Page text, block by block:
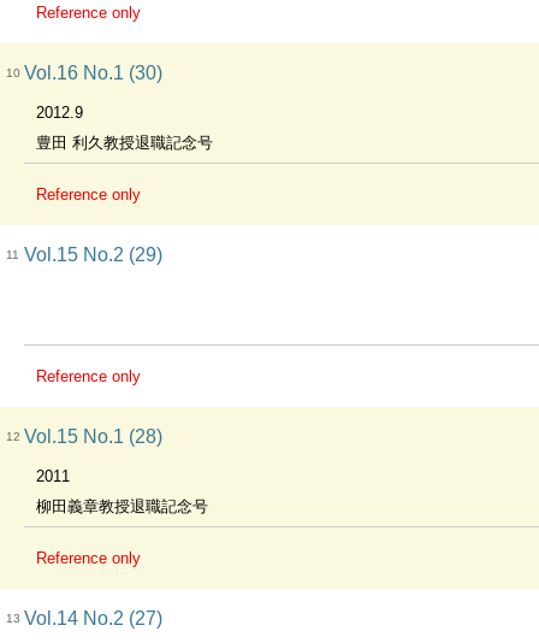
Reference only
10 Vol.16 No.1 (30)
2012.9
豊田 利久教授退職記念号
Reference only
11 Vol.15 No.2 (29)
Reference only
12 Vol.15 No.1 (28)
2011
柳田義章教授退職記念号
Reference only
13 Vol.14 No.2 (27)